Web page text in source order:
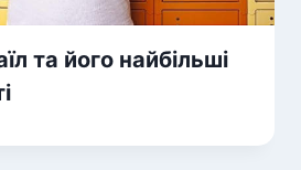
та його найбільші